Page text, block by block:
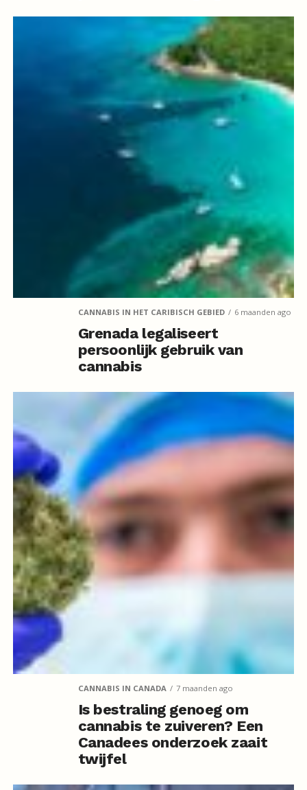
CANNABIS IN HET CARIBISCH GEBIED 6 maanden ago
Grenada legaliseert
persoonlijk gebruik van
cannabis
CANNABIS IN CANADA 7 maanden ago
Is bestraling genoeg om
cannabis te zuiveren? Een
Canadees onderzoek zaait
twijfel